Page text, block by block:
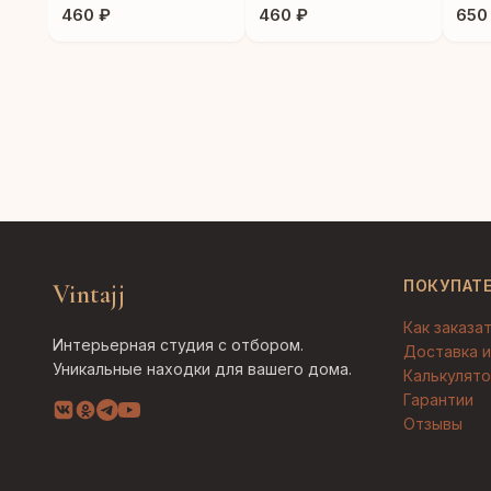
460 ₽ 460 ₽
Vintajj
Интерьерная студия с отбором.
Уникальные находки для вашего дома.
Как
Доставка
Гарантии
Отзывы